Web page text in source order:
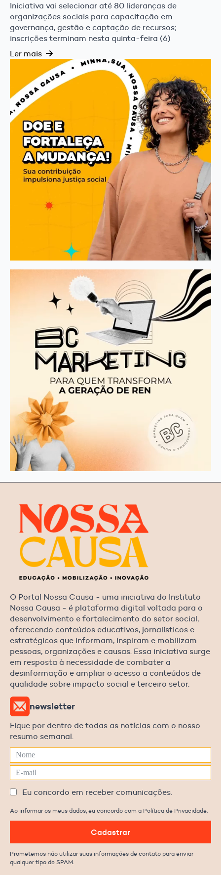
Iniciativa vai selecionar até 80 lideranças de
organizações sociais para capacitação em
governança, gestão e captação de recursos;
inscrições terminam nesta quinta-feira (6)
Ler mais
O Portal Nossa Causa - uma iniciativa do Instituto
Nossa Causa - é plataforma digital voltada para o
desenvolvimento e fortalecimento do setor social,
oferecendo conteúdos educativos, jornalísticos e
estratégicos que informam, inspiram e mobilizam
pessoas, organizações e causas. Essa iniciativa surge
em resposta à necessidade de combater a
desinformação e ampliar o acesso a conteúdos de
qualidade sobre impacto social e terceiro setor.
newsletter
Fique por dentro de todas as notícias com o nosso
resumo semanal.
Eu concordo em receber comunicações.
Ao informar os meus dados, eu concordo com a Política de Privacidade.
Cadastrar
Prometemos não utilizar suas informações de contato para enviar
qualquer tipo de SPAM.